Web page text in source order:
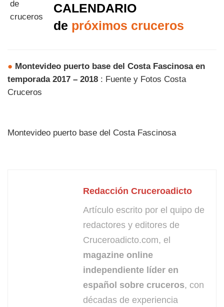
CALENDARIO
de próximos cruceros
● Montevideo puerto base del Costa Fascinosa en
temporada 2017 – 2018 : Fuente y Fotos Costa
Cruceros
Montevideo puerto base del Costa Fascinosa
Redacción Cruceroadicto
Artículo escrito por el quipo de
redactores y editores de
Cruceroadicto.com, el
magazine online
independiente líder en
español sobre cruceros, con
décadas de experiencia